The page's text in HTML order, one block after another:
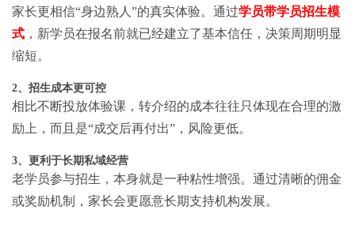
家长更相信“身边熟人”的真实体验。通过学员带学员招生模
式 ，新学员在报名前就已经建立了基本信任，决策周期明显
缩短。
2、招生成本更可控
相比不断投放体验课，转介绍的成本往往只体现在合理的激
励上，而且是“成交后再付出”，风险更低。
3、更利于长期私域经营
老学员参与招生，本身就是一种粘性增强。通过清晰的佣金
或奖励机制，家长会更愿意长期支持机构发展。